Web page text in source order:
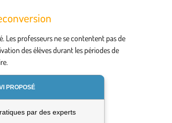
Les professeurs ne se contentent pas de
des élèves durant les périodes de
PROPOSÉ
par des experts